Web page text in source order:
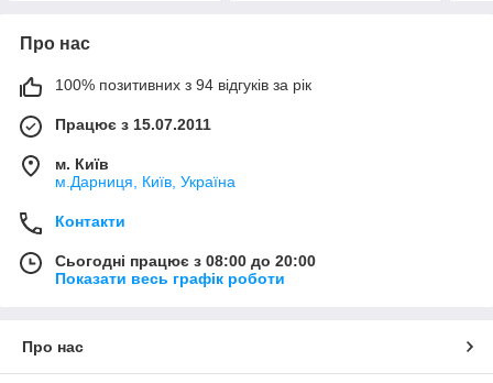
Про нас
100% позитивних з 94 відгуків за рік
Працює з 15.07.2011
м. Київ
м.Дарниця, Київ, Україна
Контакти
Сьогодні працює з 08:00 до 20:00
Показати весь графік роботи
Про нас